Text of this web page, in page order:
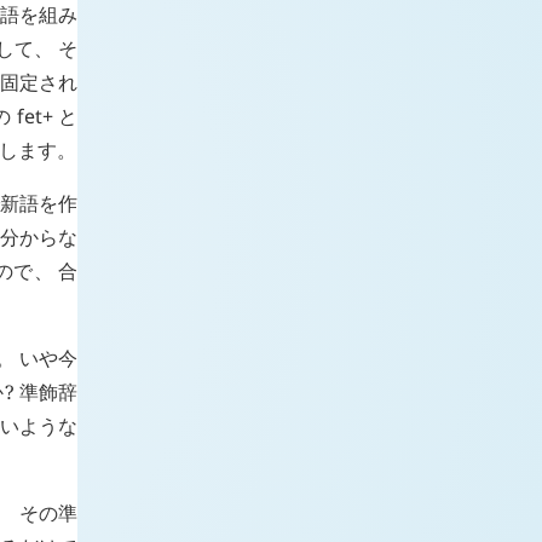
を組み
て、 そ
定され
fet+と
ます。
語を作
からな
で、 合
いや今
準飾辞
ような
その準